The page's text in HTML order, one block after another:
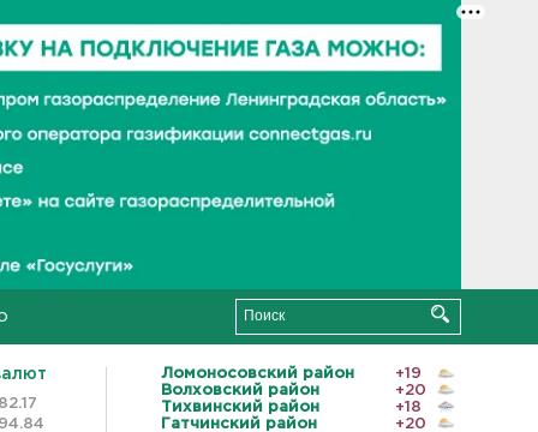
82.17
94.84
Ломоносовский район
+19
Волховский район
+20
Тихвинский район
+18
Гатчинский район
+20